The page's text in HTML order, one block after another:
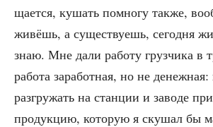
ща­ет­ся, кушать помно­гу так­же,
живёшь, а суще­ству­ешь, сего­дня
знаю. Мне дали рабо­ту груз­чи­ка в
рабо­та зара­бот­ная, но не
раз­гру­жать на стан­ции и заво­де
про­дук­цию, кото­рую я ску­шал бы